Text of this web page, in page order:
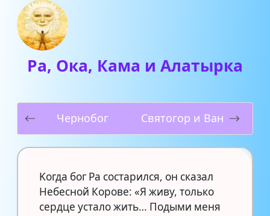
Ра, Ока, Кама и Алатырка
Чернобог Святогор и Ван
Kогда бог Ра состарился, он сказал
Небесной Корове: «Я живу, только
сердце устало жить… Подыми меня